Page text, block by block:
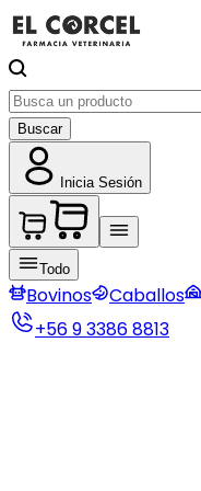
Buscar
Inicia Sesión
Todo
Bovinos Caballos
+56 9 3386 8813